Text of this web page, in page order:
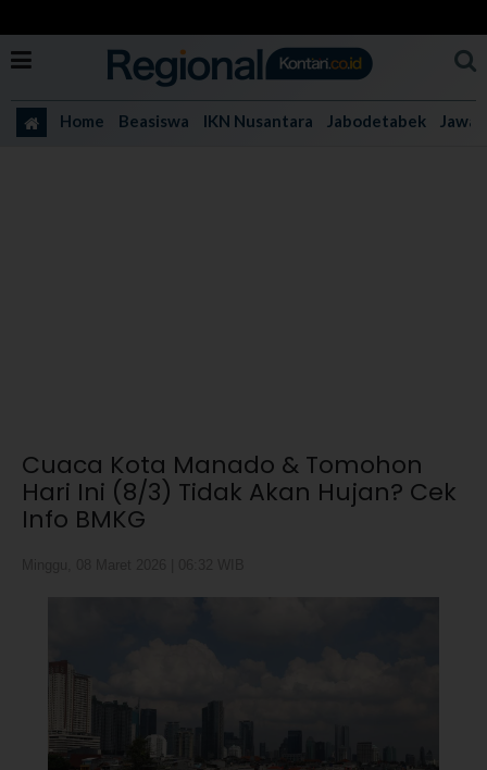
Home Beasiswa IKN Nusantara Jabodetabek Jawa
Cuaca Kota Manado & Tomohon
Hari Ini (8/3) Tidak Akan Hujan? Cek
Info BMKG